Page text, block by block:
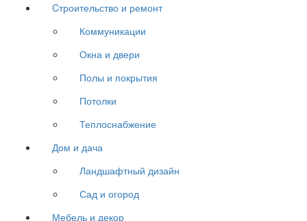
Cтроительство и ремонт
Коммуникации
Окна и двери
Полы и покрытия
Потолки
Теплоснабжение
Дом и дача
Ландшафтный дизайн
Сад и огород
Мебель и декор